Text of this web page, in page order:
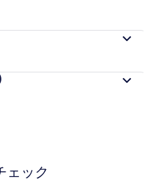
ェック